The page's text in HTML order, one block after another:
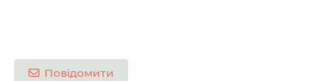
Повідомити